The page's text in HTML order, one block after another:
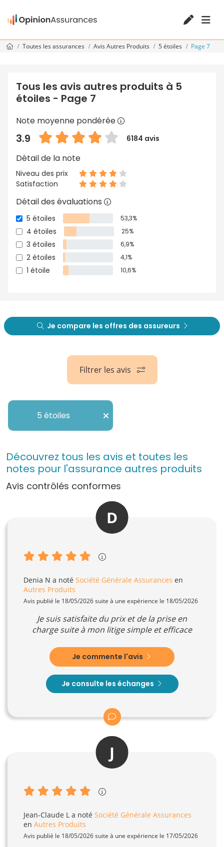
Toutes les assurances Avis Autres Produits 5 étoiles Page 7
Tous les avis autres produits à 5
étoiles - Page 7
Note moyenne pondérée
3.9 6184 avis
Détail de la note
Niveau des prix
Satisfaction
Détail des évaluations
5 étoiles 53,3%
4 étoiles 25%
3 étoiles 6,9%
2 étoiles 4,1%
1 étoile 10,6%
Je compare les offres des assureurs
Filtrer les avis
5 étoiles
Découvrez tous les avis et toutes les
notes pour l'assurance autres produits
Avis contrôlés conformes
D
Denia N a noté Société Générale Assurances en
Autres Produits
Avis publié le 18/05/2026 suite à une expérience le 18/05/2026
Je suis satisfaite du prix et de la prise en
charge suite à mon litige simple et efficace
Je commente l'avis
Je consulte les échanges
J
Jean-Claude L a noté Société Générale Assurances
en Autres Produits
Avis publié le 18/05/2026 suite à une expérience le 17/05/2026